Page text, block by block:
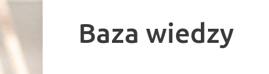
Baza wiedzy